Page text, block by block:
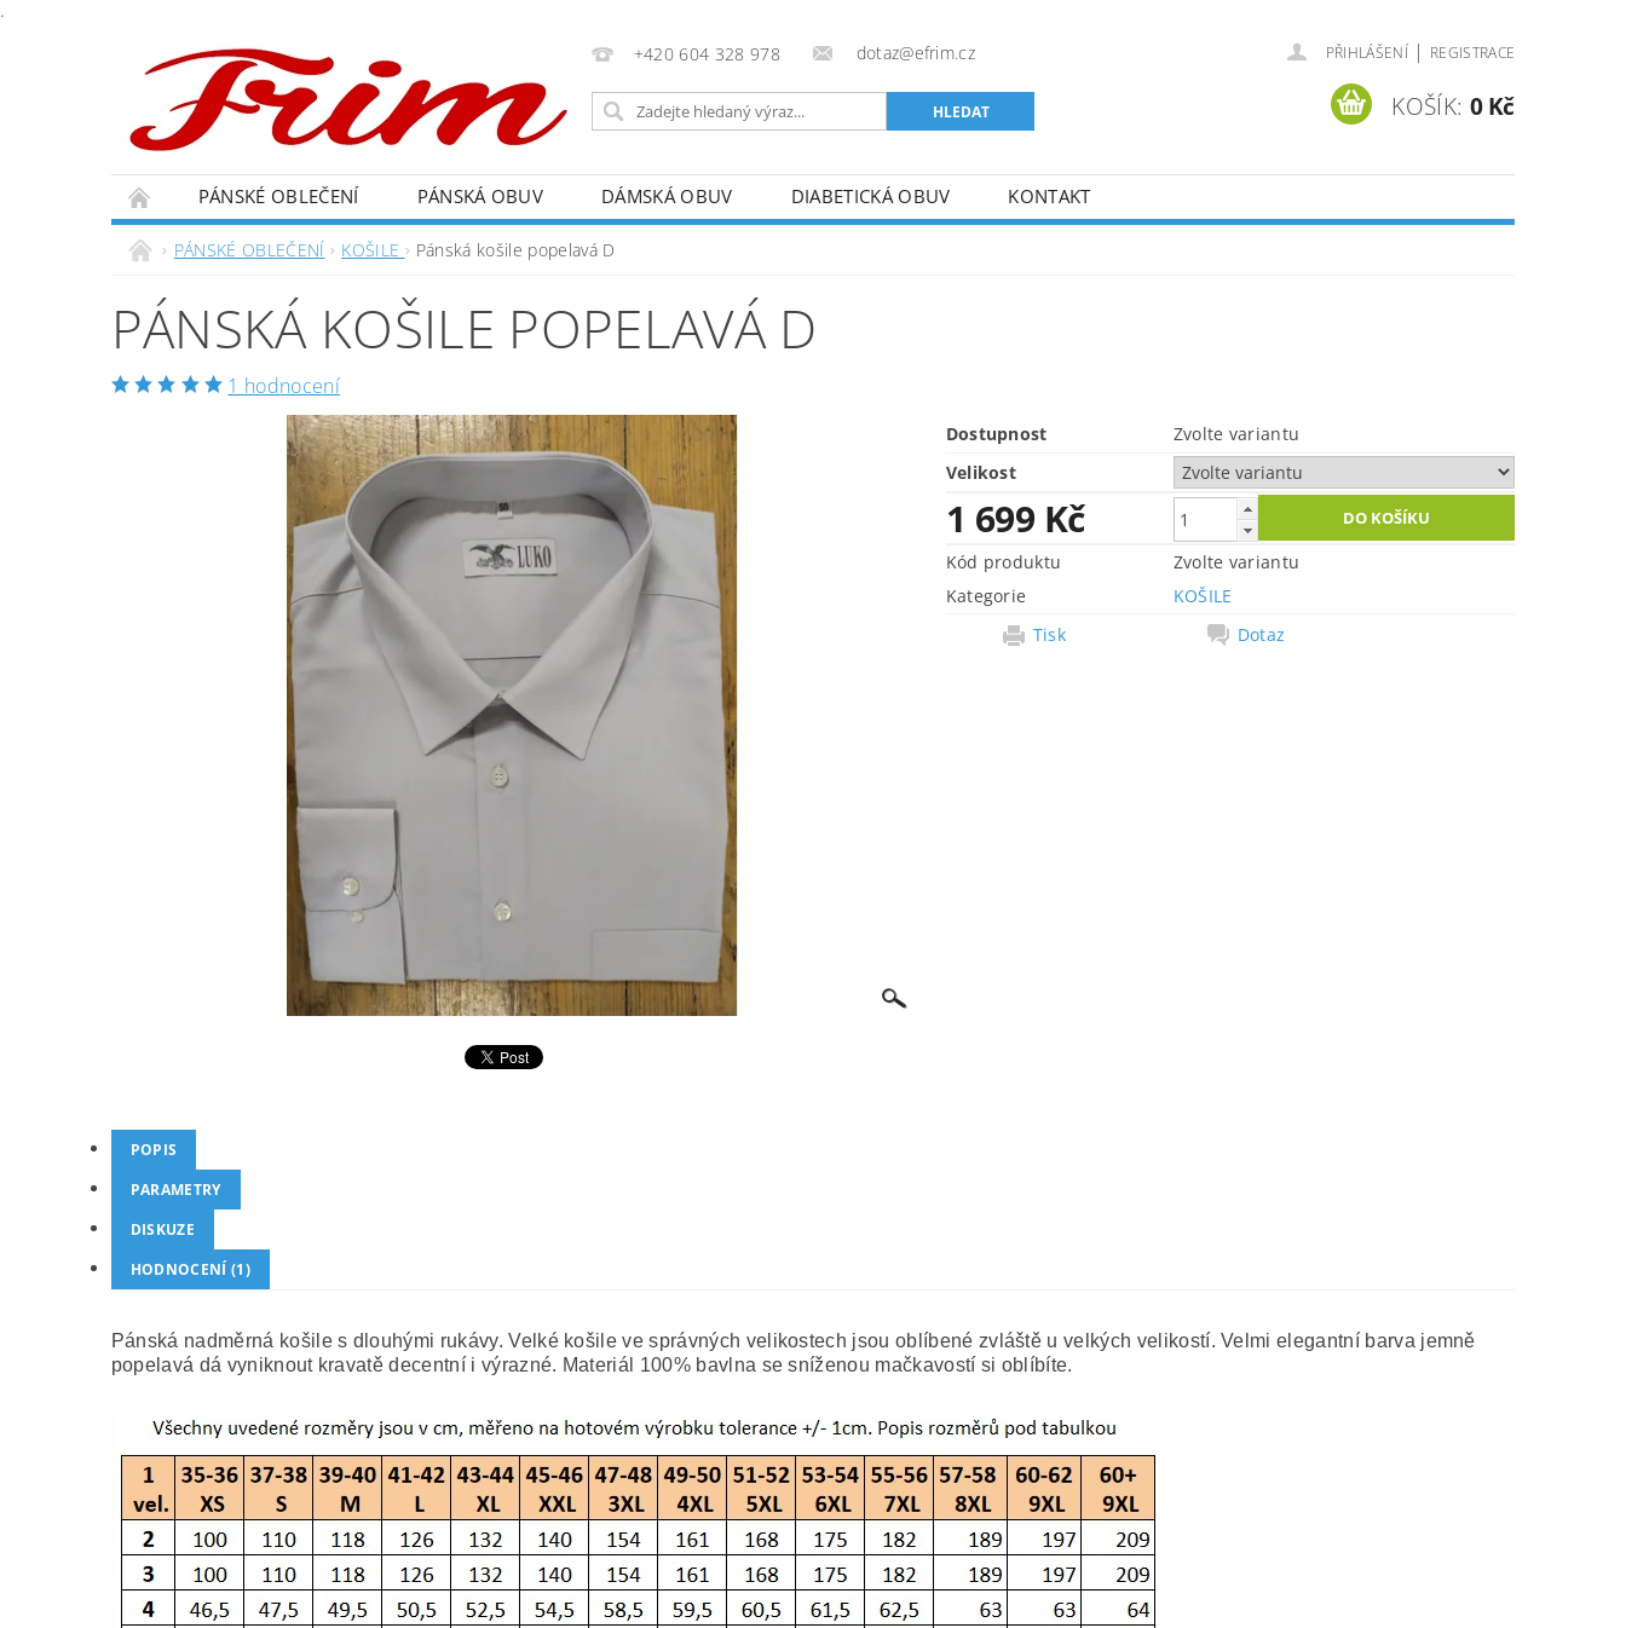
.
+420 604 328 978 dotaz@efrim.cz PŘIHLÁŠENÍ | REGISTRACE
KOŠÍK: 0 Kč
PÁNSKÉ OBLEČENÍ PÁNSKÁ OBUV DÁMSKÁ OBUV DIABETICKÁ OBUV KONTAKT
PÁNSKÉ OBLEČENÍ KOŠILE Pánská košile popelavá D
PÁNSKÁ KOŠILE POPELAVÁ D
1 hodnocení
Dostupnost
Zvolte variantu
Velikost
1 699 Kč
Kód produktu
Zvolte variantu
Kategorie
KOŠILE
Tisk
Dotaz
POPIS
PARAMETRY
DISKUZE
HODNOCENÍ (1)
Pánská nadměrná košile s dlouhými rukávy. Velké košile ve správných velikostech jsou oblíbené zvláště u velkých velikostí. Velmi elegantní barva jemně
popelavá dá vyniknout kravatě decentní i výrazné. Materiál 100% bavlna se sníženou mačkavostí si oblíbíte.